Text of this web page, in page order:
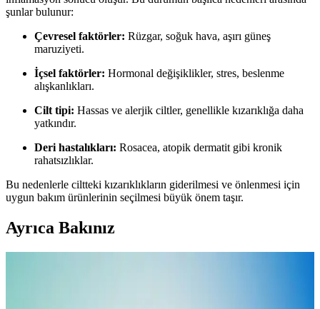
şunlar bulunur:
Çevresel faktörler: Rüzgar, soğuk hava, aşırı güneş
maruziyeti.
İçsel faktörler: Hormonal değişiklikler, stres, beslenme
alışkanlıkları.
Cilt tipi: Hassas ve alerjik ciltler, genellikle kızarıklığa daha
yatkındır.
Deri hastalıkları: Rosacea, atopik dermatit gibi kronik
rahatsızlıklar.
Bu nedenlerle ciltteki kızarıklıkların giderilmesi ve önlenmesi için
uygun bakım ürünlerinin seçilmesi büyük önem taşır.
Ayrıca Bakınız